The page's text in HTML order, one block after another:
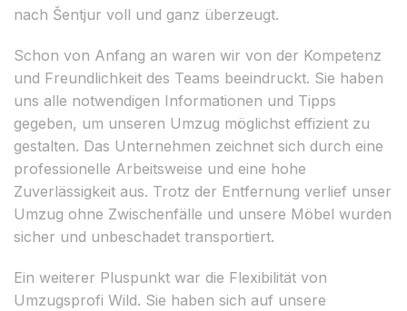
nach Šentjur voll und ganz überzeugt.
Schon von Anfang an waren wir von der Kompetenz
und Freundlichkeit des Teams beeindruckt. Sie haben
uns alle notwendigen Informationen und Tipps
gegeben, um unseren Umzug möglichst effizient zu
gestalten. Das Unternehmen zeichnet sich durch eine
professionelle Arbeitsweise und eine hohe
Zuverlässigkeit aus. Trotz der Entfernung verlief unser
Umzug ohne Zwischenfälle und unsere Möbel wurden
sicher und unbeschadet transportiert.
Ein weiterer Pluspunkt war die Flexibilität von
Umzugsprofi Wild. Sie haben sich auf unsere